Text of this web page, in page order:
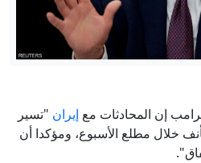
بمشروع "إعمار رفح"
يتبنون استهداف مصفاة تابعة
لـ"أرامكو" في جازان
الثوري يشترط لفتح
هرمز
إن المحادثات مع إيران "تسير
خلال مطلع الأسبوع، ومؤكدا أن